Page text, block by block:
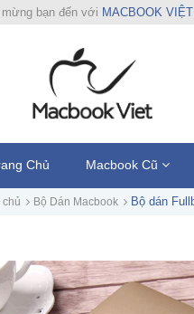
mừng bạn đến với MACBOOK VIỆT
Chủ Macbook Cũ
chủ Bộ Dán Macbook Bộ dán